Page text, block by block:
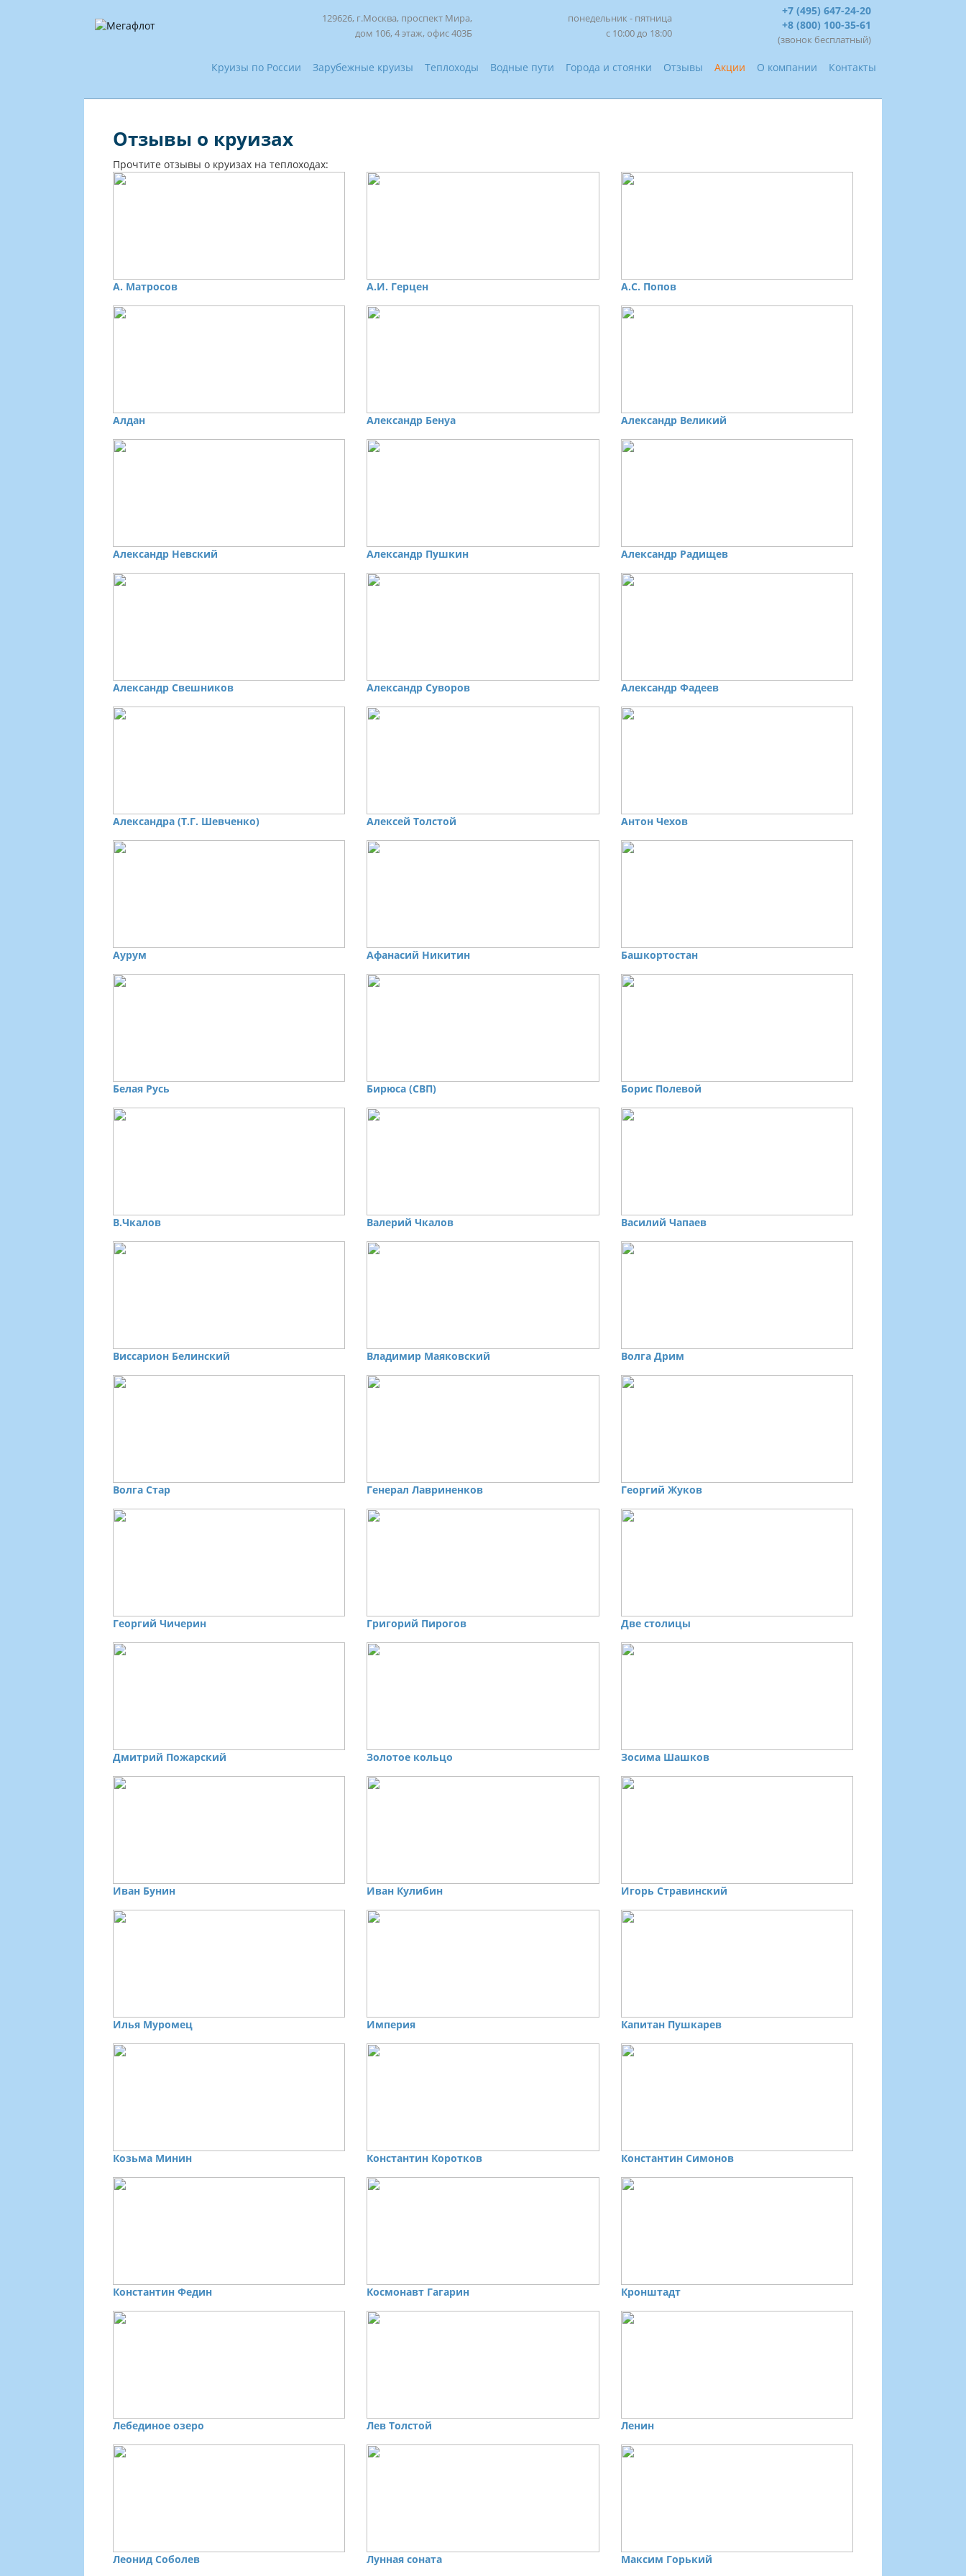
129626, г.Москва, проспект Мира,
дом 106, 4 этаж, офис 403Б
понедельник - пятница
с 10:00 до 18:00
+7 (495) 647-24-20
+8 (800) 100-35-61
(звонок бесплатный)
Круизы по России Зарубежные круизы Теплоходы Водные пути Города и стоянки Отзывы Акции О компании Контакты
Отзывы о круизах
Прочтите отзывы о круизах на теплоходах:
А. Матросов А.И. Герцен А.С. Попов
Алдан Александр Бенуа Александр Великий
Александр Невский Александр Пушкин Александр Радищев
Александр Свешников Александр Суворов Александр Фадеев
Александра (Т.Г. Шевченко) Алексей Толстой Антон Чехов
Аурум Афанасий Никитин Башкортостан
Белая Русь Бирюса (СВП) Борис Полевой
В.Чкалов Валерий Чкалов Василий Чапаев
Виссарион Белинский Владимир Маяковский Волга Дрим
Волга Стар Генерал Лавриненков Георгий Жуков
Георгий Чичерин Григорий Пирогов Две столицы
Дмитрий Пожарский Золотое кольцо Зосима Шашков
Иван Бунин Иван Кулибин Игорь Стравинский
Илья Муромец Империя Капитан Пушкарев
Козьма Минин Константин Коротков Константин Симонов
Константин Федин Космонавт Гагарин Кронштадт
Лебединое озеро Лев Толстой Ленин
Леонид Соболев Лунная соната Максим Горький